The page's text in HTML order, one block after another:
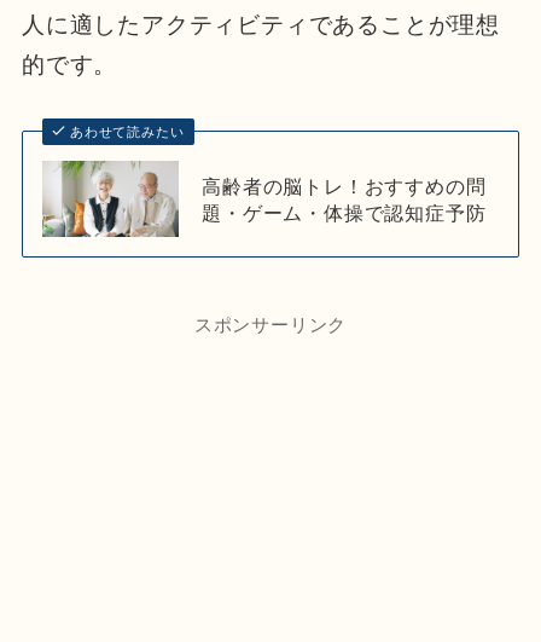
人に適したアクティビティであることが理想
的です。
あわせて読みたい
高齢者の脳トレ！おすすめの問
題・ゲーム・体操で認知症予防
スポンサーリンク